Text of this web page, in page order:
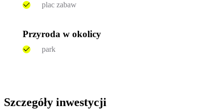
plac zabaw
Przyroda w okolicy
park
Szczegóły inwestycji